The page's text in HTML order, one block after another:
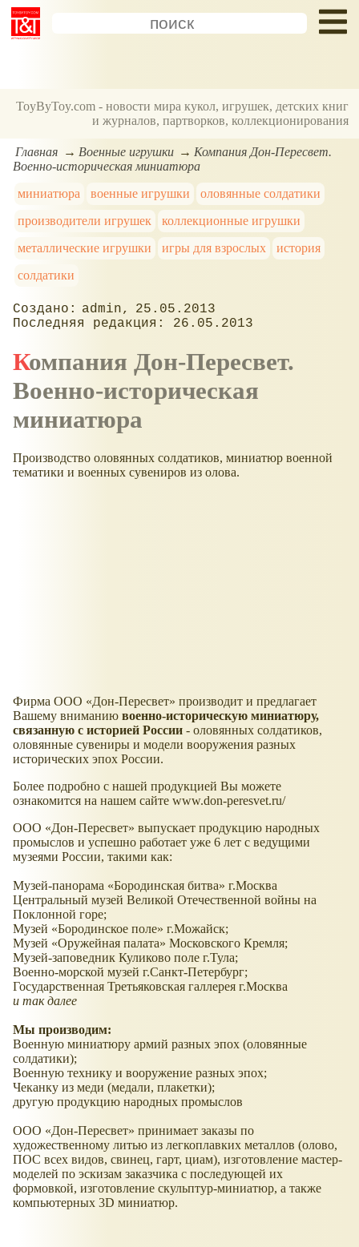
ToyByToy.com - новости мира кукол, игрушек, детских книг
и журналов, партворков, коллекционирования
Главная Военные игрушки
Компания Дон-Пересвет.
Военно-историческая миниатюра
миниатюра
военные игрушки
оловянные солдатики
производители игрушек
коллекционные игрушки
металлические игрушки
игры для взрослых
история
солдатики
admin
25.05.2013
26.05.2013
Компания Дон-Пересвет.
Военно-историческая
миниатюра
Производство оловянных солдатиков, миниатюр военной
тематики и военных сувениров из олова.
Фирма ООО Дон-Пересвет
производит и предлагает
Вашему вниманию военно-историческую миниатюру,
связанную с историей России - оловянных солдатиков,
оловянные сувениры и модели вооружения разных
исторических эпох России.
Более подробно с нашей продукцией Вы можете
ознакомится на нашем сайте www.don-peresvet.ru/
ООО
Дон-Пересвет
выпускает продукцию народных
промыслов и успешно работает уже 6 лет с ведущими
музеями России, такими как:
Музей-панорама Бородинская битва
г.Москва
Центральный музей Великой Отечественной войны на
Поклонной горе;
Музей
Бородинское поле
г.Можайск;
Музей
Оружейная палата
Московского Кремля;
Музей-заповедник Куликово поле г.Тула;
Военно-морской музей г.Санкт-Петербург;
Государственная Третьяковская галлерея г.Москва
и так далее
Мы производим:
Военную миниатюру армий разных эпох (оловянные
солдатики);
Военную технику и вооружение разных эпох;
Чеканку из меди (медали, плакетки);
другую продукцию народных промыслов
ООО Дон-Пересвет
принимает заказы по
художественному литью из легкоплавких металлов (олово,
ПОС всех видов, свинец, гарт, циам), изготовление мастер-
моделей по эскизам заказчика с последующей их
формовкой, изготовление скульптур-миниатюр, а также
компьютерных 3D миниатюр.